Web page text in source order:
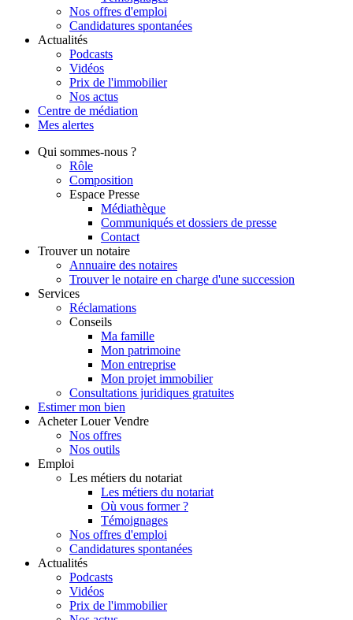
Nos offres d'emploi
Candidatures spontanées
Actualités
Podcasts
Vidéos
Prix de l'immobilier
Nos actus
Centre de médiation
Mes alertes
Qui sommes-nous ?
Rôle
Composition
Espace Presse
Médiathèque
Communiqués et dossiers de presse
Contact
Trouver un notaire
Annuaire des notaires
Trouver le notaire en charge d'une succession
Services
Réclamations
Conseils
Ma famille
Mon patrimoine
Mon entreprise
Mon projet immobilier
Consultations juridiques gratuites
Estimer mon bien
Acheter Louer Vendre
Nos offres
Nos outils
Emploi
Les métiers du notariat
Les métiers du notariat
Où vous former ?
Témoignages
Nos offres d'emploi
Candidatures spontanées
Actualités
Podcasts
Vidéos
Prix de l'immobilier